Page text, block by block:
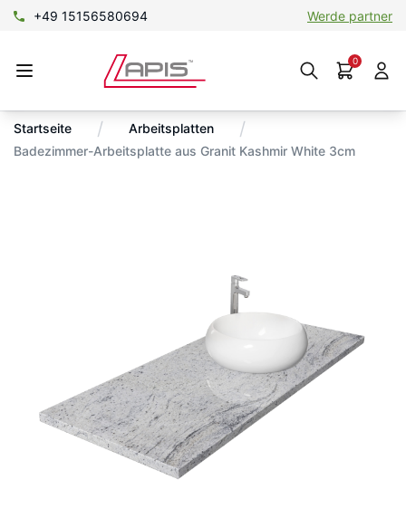
+49 15156580694 Werde partner
0
Startseite / Arbeitsplatten /
Badezimmer-Arbeitsplatte aus Granit Kashmir White 3cm